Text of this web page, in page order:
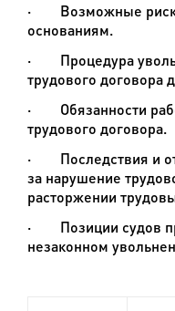
·
Возможные
основаниям.
·
Процедура
трудового договора
·
Обязанности
трудового договора.
·
Последствия и
за нарушение
расторжении
·
Позиции судов
незаконном